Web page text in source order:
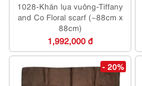
1028-Khăn lụa vuông-Tiffany
and Co Floral scarf (~88cm x
88cm)
1,992,000 đ
- 20%